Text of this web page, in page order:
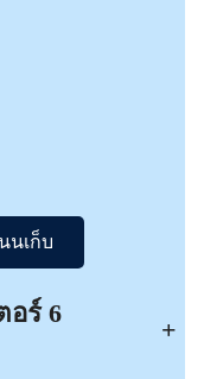
นเก็บ
อร์ 6
+